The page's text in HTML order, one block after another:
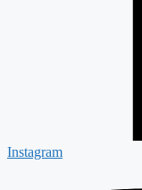
Instagram